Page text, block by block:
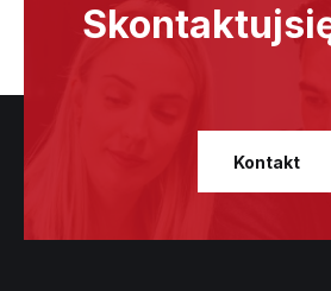
Skontaktuj
Kontakt